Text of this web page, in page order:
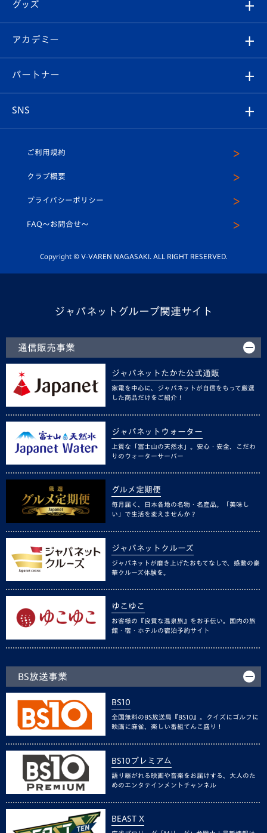
チケット
イベント
メディア
ホームタウン
スタッフプロフィール
マスコット紹介
平和祈念活動
ホームタウン活動
Revive Team
ヴィヴィくんの長崎おもてなしガイド
フォトギャラリー
スタジアムグルメ
V-LOVERS（ファンクラブ）
プレイヤーズスイート
グッズ
オンラインショップ
店舗情報
アカデミー
育成からのお知らせ
U-18
スクール
パートナー
SNS
ヴィヴィくんインスタグラム
公式LINE＠
ご利用規約
クラブ概要
プライバシーポリシー
FAQ〜お問合せ〜
Copyright © V-VAREN NAGASAKI. ALL RIGHT RESERVED.
ジャパネットグループ関連サイト
通信販売事業
ジャパネットたかた公式通販
家電を中心に、ジャパネットが自信をもって厳選
した商品だけをご紹介！
ジャパネットウォーター
上質な「富士山の天然水」。安心・安全、こだわ
りのウォーターサーバー
グルメ定期便
毎月届く、日本各地の名物・名産品。「美味し
い」で生活を変えませんか？
ジャパネットクルーズ
ジャパネットが磨き上げたおもてなしで、感動の豪
華クルーズ体験を。
ゆこゆこ
お客様の『良質な温泉旅』をお手伝い。国内の旅
館・宿・ホテルの宿泊予約サイト
BS放送事業
BS10
全国無料のBS放送局『BS10』。クイズにゴルフに
映画に麻雀、楽しい番組てんこ盛り！
BS10プレミアム
語り継がれる映画や音楽をお届けする、大人のた
めのエンタテインメントチャンネル
BEAST X